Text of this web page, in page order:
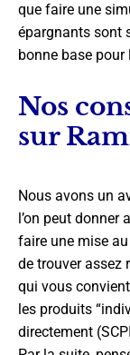
que faire une
épargnants sont
bonne base pour
Nos
sur
Nous avons un
l’on peut donner
faire une mise
de trouver assez
qui vous
les produits
directement